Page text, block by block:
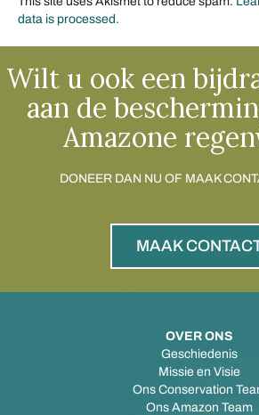
data is processed.
Wilt u ook een
aan de
Amazone
DONEER DAN NU OF MAAK
MAAK
OVER ONS
Geschiedenis
Missie en Visie
Ons Conservation
Ons Amazon Team